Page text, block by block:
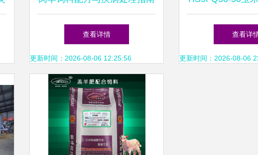
——诸城市富华饲料有限责任
公司专业分享
查看详情
更新时间：2026-08-06 12:25:56
碎机 山东曲阜宏
靠选
查看详
更新时间：2026-08-06